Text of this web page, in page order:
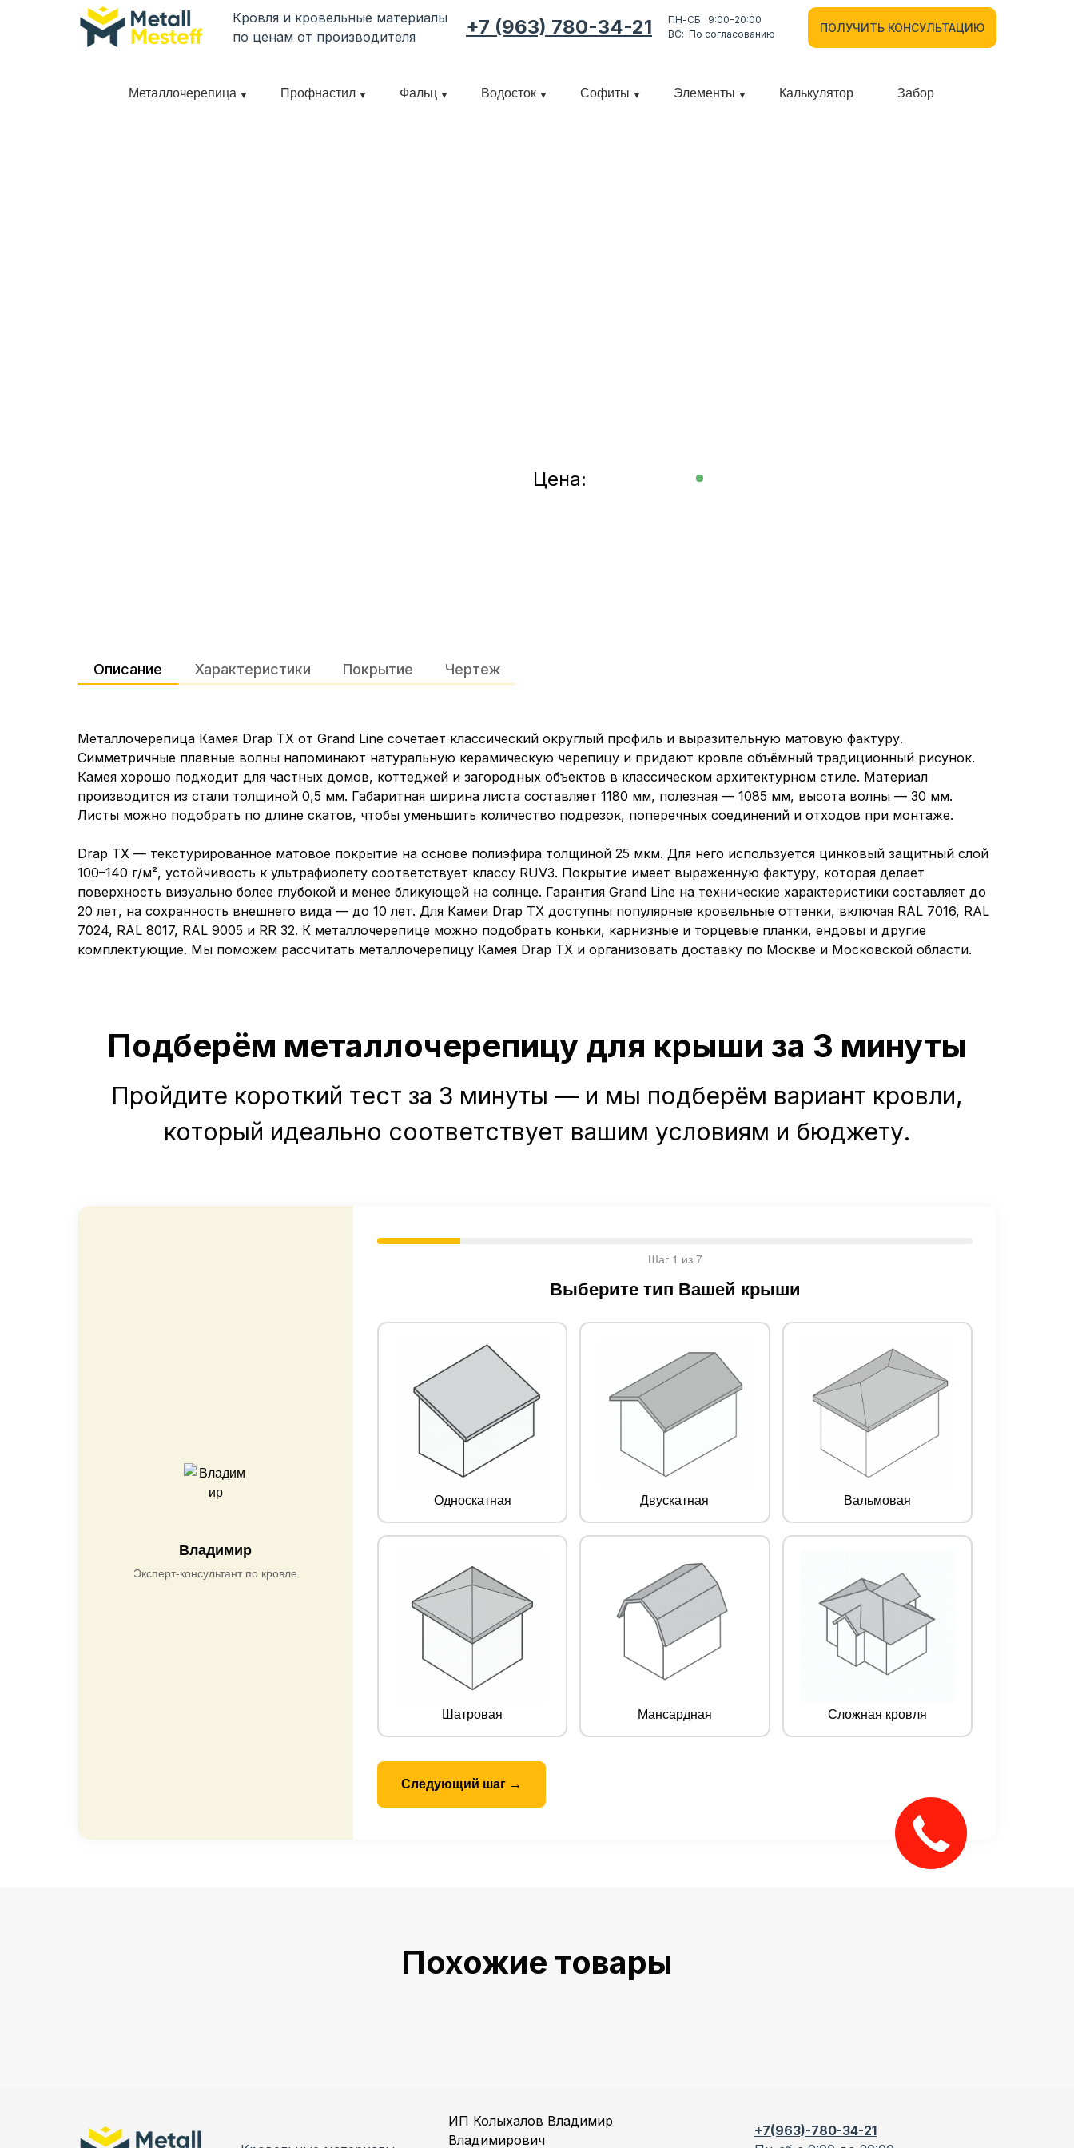
Кровля и кровельные материалы
по ценам от производителя
+7 (963) 780-34-21
ПН-СБ: 9:00-20:00
ВС: По согласованию
ПОЛУЧИТЬ КОНСУЛЬТАЦИЮ
Металлочерепица Профнастил Фальц Водосток Софиты Элементы Калькулятор Забор
Цена:
Описание Характеристики Покрытие Чертеж
Металлочерепица Камея Drap TX от Grand Line сочетает классический округлый профиль и выразительную матовую фактуру.
Симметричные плавные волны напоминают натуральную керамическую черепицу и придают кровле объёмный традиционный рисунок.
Камея хорошо подходит для частных домов, коттеджей и загородных объектов в классическом архитектурном стиле. Материал
производится из стали толщиной 0,5 мм. Габаритная ширина листа составляет 1180 мм, полезная — 1085 мм, высота волны — 30 мм.
Листы можно подобрать по длине скатов, чтобы уменьшить количество подрезок, поперечных соединений и отходов при монтаже.
Drap TX — текстурированное матовое покрытие на основе полиэфира толщиной 25 мкм. Для него используется цинковый защитный слой
100–140 г/м², устойчивость к ультрафиолету соответствует классу RUV3. Покрытие имеет выраженную фактуру, которая делает
поверхность визуально более глубокой и менее бликующей на солнце. Гарантия Grand Line на технические характеристики составляет до
20 лет, на сохранность внешнего вида — до 10 лет. Для Камеи Drap TX доступны популярные кровельные оттенки, включая RAL 7016, RAL
7024, RAL 8017, RAL 9005 и RR 32. К металлочерепице можно подобрать коньки, карнизные и торцевые планки, ендовы и другие
комплектующие. Мы поможем рассчитать металлочерепицу Камея Drap TX и организовать доставку по Москве и Московской области.
Пройдите короткий тест за 3 минуты — и мы подберём вариант кровли,
который идеально соответствует вашим условиям и бюджету.
Подберём металлочерепицу для крыши за 3 минуты
Владимир
Эксперт-консультант по кровле
Шаг 1 из 7
Выберите тип Вашей крыши
Односкатная Двускатная Вальмовая
Шатровая Мансардная Сложная кровля
Следующий шаг →
Похожие товары
ИП Колыхалов Владимир
Владимирович
+7(963)-780-34-21
Закажите
звонок!